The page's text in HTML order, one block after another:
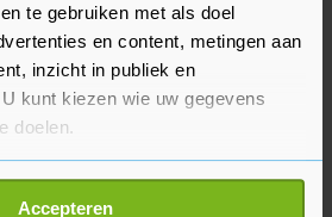
te gebruiken met als doel
en content, metingen aan
inzicht in publiek en
kunt kiezen wie uw gegevens
doelen.
we ook graag:
Accepteren